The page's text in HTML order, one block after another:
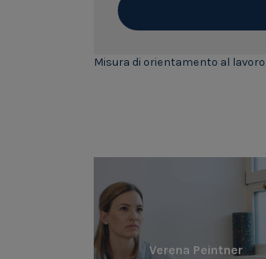
Misura di orientamento al lavoro
Verena Peintner